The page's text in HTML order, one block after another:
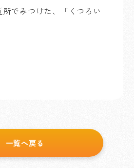
でみつけた、「くつろい
一覧へ戻る